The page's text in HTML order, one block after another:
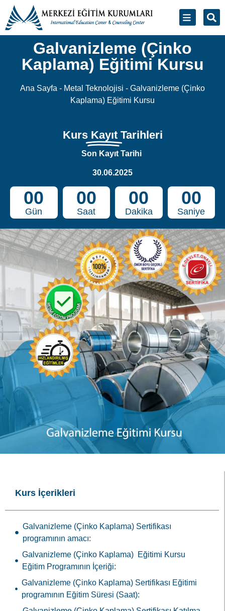
KursKayıt Tarihleri
Son Kayıt Tarihi
30.06.2025
00 00 00
Kurs İçerikleri
Galvanizleme (Çinko Kaplama) Sertifikası
programının amacı:
Galvanizleme (Çinko Kaplama) Eğitimi Kursu
programının Eğitim Süresi (Saat):
Galvanizleme (Çinko Kaplama) Sertifikası Katılma
Koşulları:
Galvanizleme (Çinko Kaplama) Sertifikası:
Galvanizleme (Çinko Kaplama) Eğitimi Kursu
sertifikasının geçerliliği:
Diğer E-Devlete İşlenen Kurslar:
Kaynakçı Eğitimi Kursu